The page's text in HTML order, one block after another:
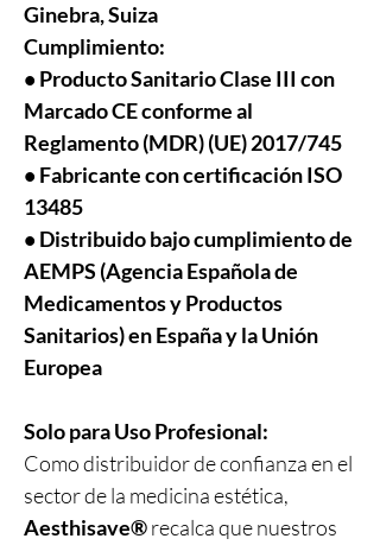
Ginebra, Suiza
Cumplimiento:
• Producto Sanitario Clase III con
Marcado CE conforme al
Reglamento (MDR) (UE) 2017/745
• Fabricante con certificación ISO
13485
• Distribuido bajo cumplimiento de
AEMPS (Agencia Española de
Medicamentos y Productos
Sanitarios) en España y la Unión
Europea
Solo para Uso Profesional:
Como distribuidor de confianza en el
sector de la medicina estética,
Aesthisave®recalca que nuestros